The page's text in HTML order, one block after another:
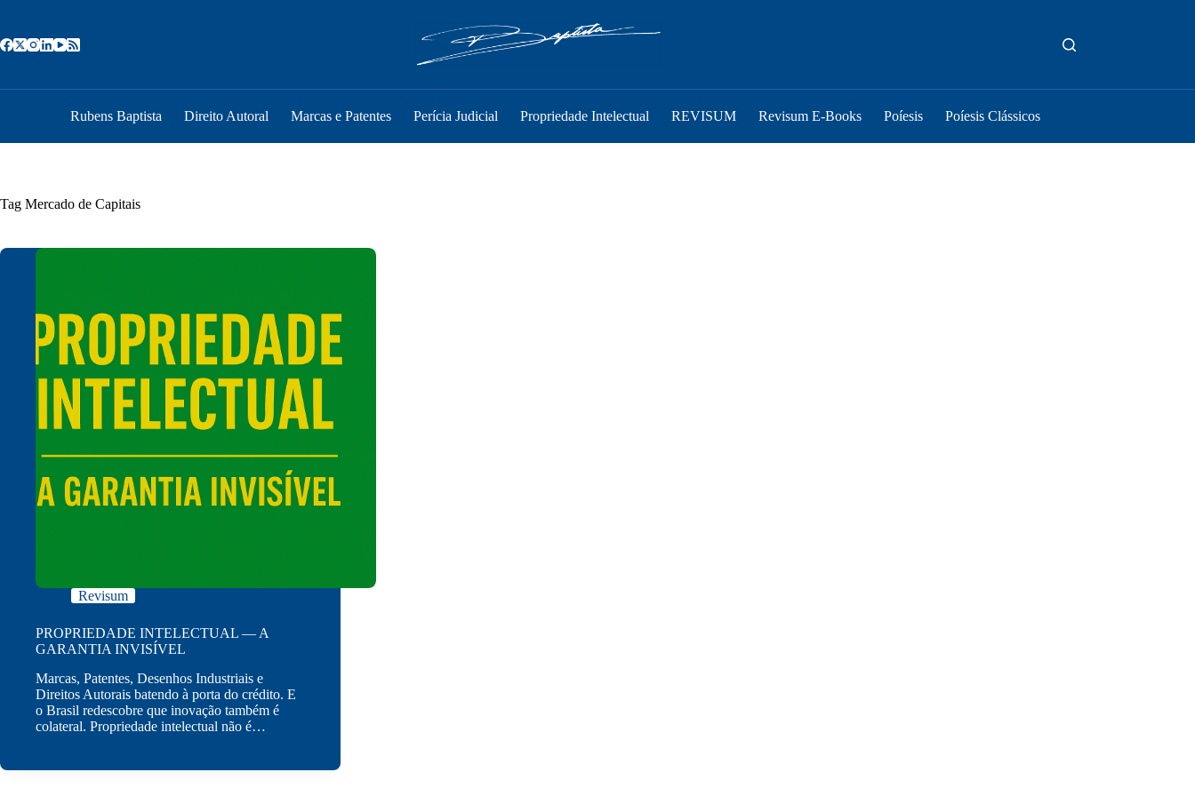
o
conteúdo
Rubens Baptista Direito Autoral Marcas e Patentes Perícia Judicial Propriedade Intelectual REVISUM Revisum E-Books Poíesis Poíesis Clássicos
Tag Mercado de Capitais
Revisum
PROPRIEDADE INTELECTUAL — A
GARANTIA INVISÍVEL
Marcas, Patentes, Desenhos Industriais e
Direitos Autorais batendo à porta do crédito. E
o Brasil redescobre que inovação também é
colateral. Propriedade intelectual não é…